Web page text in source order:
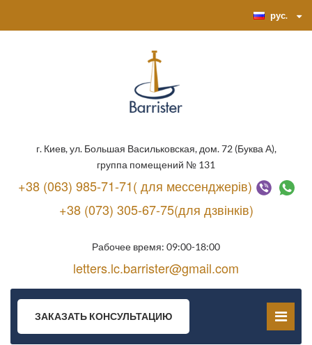
рус.
г. Киев, ул. Большая Васильковская, дом. 72 (Буква А),
группа помещений № 131
+38 (063) 985-71-71( для мессенджерів)
+38 (073) 305-67-75(для дзвінків)
Рабочее время: 09:00-18:00
letters.lc.barrister@gmail.com
ЗАКАЗАТЬ КОНСУЛЬТАЦИЮ